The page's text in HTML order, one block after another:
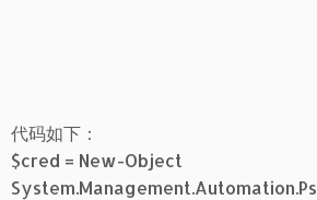
代码如下：
$cred = New-Object